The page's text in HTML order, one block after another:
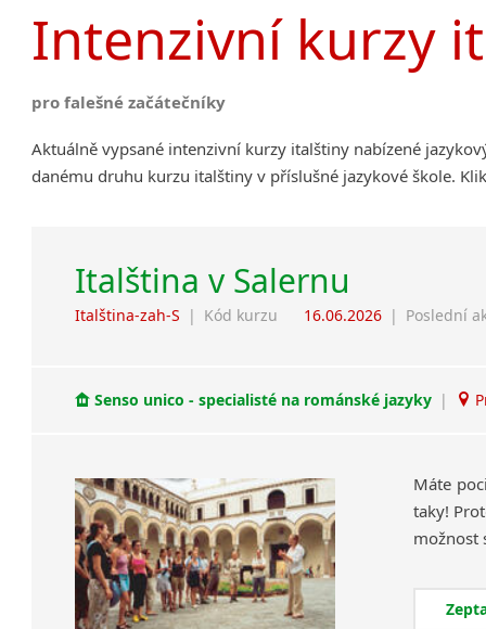
Intenzivní kurzy
pro falešné začátečníky
Aktuálně vypsané intenzivní kurzy italštiny nabízené
danému druhu kurzu italštiny v příslušné jazykové škole.
Italština v Salernu
Italština-zah-S | Kód kurzu 16.06.2026 | Poslední
Senso unico - specialisté na románské jazyky |
Máte
taky!